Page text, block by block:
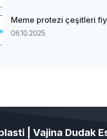
Meme protezi çeşitleri
06.10.2025
| Vajina Dudak